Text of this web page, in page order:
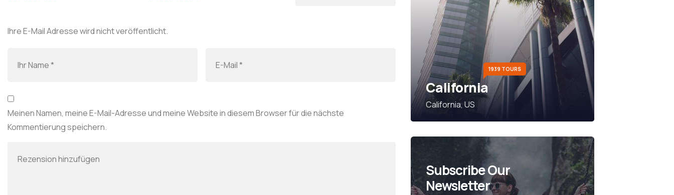
Ihre E-Mail Adresse wird nicht veröffentlicht.
Meinen Namen, meine E-Mail-Adresse und meine Website in diesem Browser für die nächste
Kommentierung speichern.
1939 TOURS
California
California, US
Subscribe Our
Newsletter